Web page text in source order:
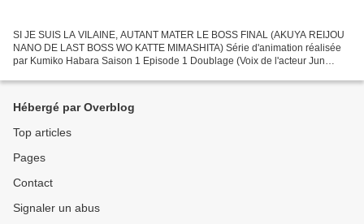
SI JE SUIS LA VILAINE, AUTANT MATER LE BOSS FINAL (AKUYA REIJOU
NANO DE LAST BOSS WO KATTE MIMASHITA) Série d'animation réalisée
par Kumiko Habara Saison 1 Episode 1 Doublage (Voix de l'acteur Jun
Hébergé par Overblog
Top articles
Pages
Contact
Signaler un abus